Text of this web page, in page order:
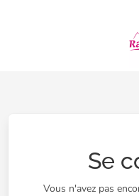
Se
Vous n'avez pas